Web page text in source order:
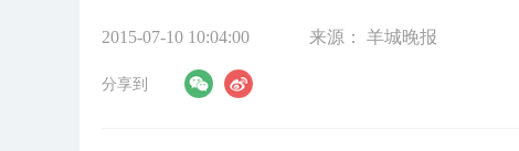
2015-07-10 10:04:00 来源： 羊城晚报
分享到